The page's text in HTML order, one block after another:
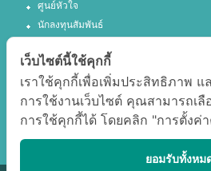
ศูนย์หัวใจ
นักลงทุนสัมพันธ์
Facebook Twitter
เว็บไซต์นี้ใช้คุกกี้
เราใช้คุกกี้เพื่อเพิ่มประสิทธิภาพ
การใช้งานเว็บไซต์ คุณสามารถเ
การใช้คุกกี้ได้ โดยคลิก "การตั้งค่
ยอมรับทั้งหม